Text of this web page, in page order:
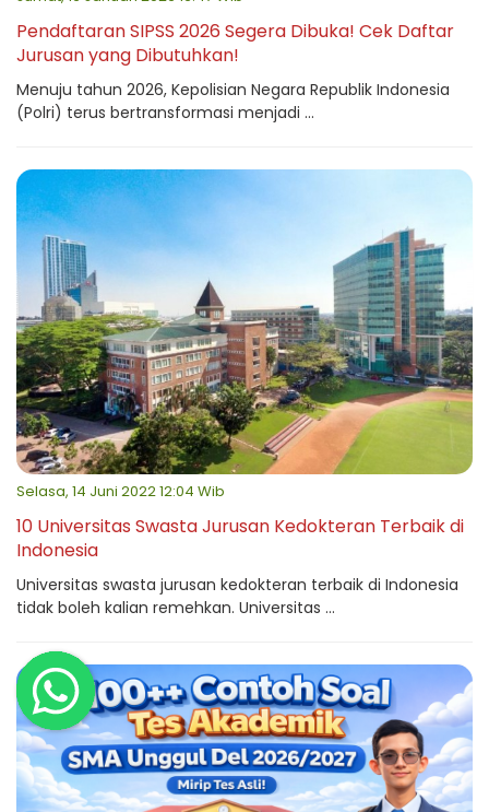
Pendaftaran SIPSS 2026 Segera Dibuka! Cek Daftar
Jurusan yang Dibutuhkan!
Menuju tahun 2026, Kepolisian Negara Republik Indonesia
(Polri) terus bertransformasi menjadi ...
Selasa, 14 Juni 2022 12:04 Wib
10 Universitas Swasta Jurusan Kedokteran Terbaik di
Indonesia
Universitas swasta jurusan kedokteran terbaik di Indonesia
tidak boleh kalian remehkan. Universitas ...